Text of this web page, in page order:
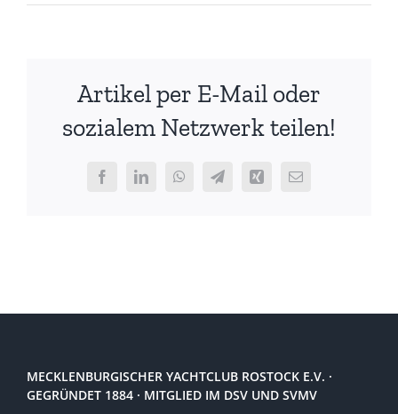
Blaues
–
Jugendbootsklassen
2007
Artikel per E-Mail oder
sozialem Netzwerk teilen!
FacebookLinkedInWhatsAppTelegramXing
E-
MECKLENBURGISCHER YACHTCLUB ROSTOCK E.V. ·
GEGRÜNDET 1884 · MITGLIED IM DSV UND SVMV